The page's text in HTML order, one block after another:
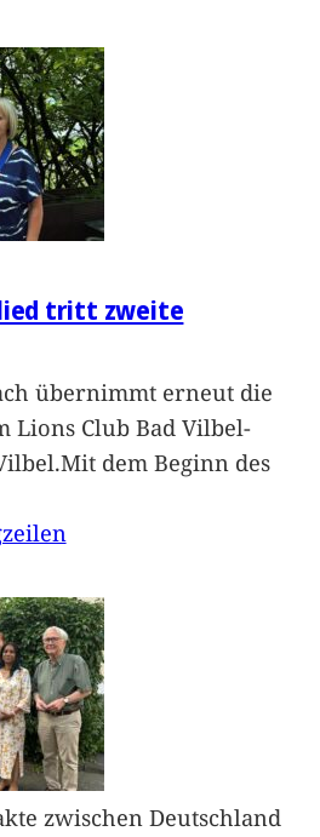
tritt zweite
übernimmt erneut die
Lions Club Bad Vilbel-
dem Beginn des
zwischen Deutschland